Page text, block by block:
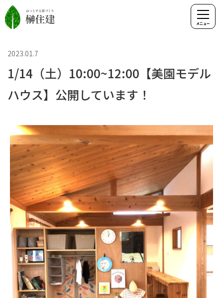
1/14（土）10:00~12:00【美園モデル
ハウス】公開しています！
2023.01.7